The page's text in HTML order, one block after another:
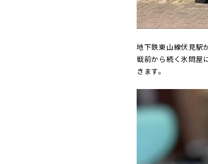
地下鉄東山線伏見駅
戦前から続く氷問屋
きます。